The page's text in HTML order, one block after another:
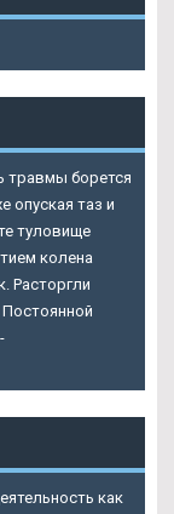
травмы борется
опуская таз и
туловище
колена
Расторгли
как